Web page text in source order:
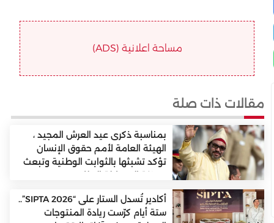
مساحة اعلانية (ADS)
مقالات ذات صلة
بمناسبة ذكرى عيد العرش المجيد ،
الهيئة العامة لأمم حقوق الإنسان
تؤكد تشبثها بالثوابت الوطنية وتبعث
بتهنئة إلى جلالة الملك .
أكادير تُسدل الستار على “SIPTA 2026”..
ستة أيام كرّست ريادة المنتوجات